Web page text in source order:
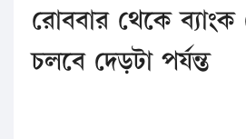
রোববার থেকে
চলবে দেড়টা পর্যন্ত